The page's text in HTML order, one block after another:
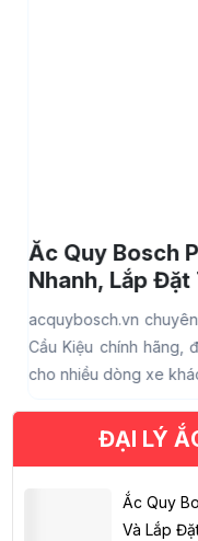
Ắc Quy Bosch
Nhanh, Lắp Đặt
acquybosch.vn chuyên
Cầu Kiệu chính hãng,
cho nhiều dòng xe khác
ĐẠI LÝ
Ắc Quy
Và Lắp